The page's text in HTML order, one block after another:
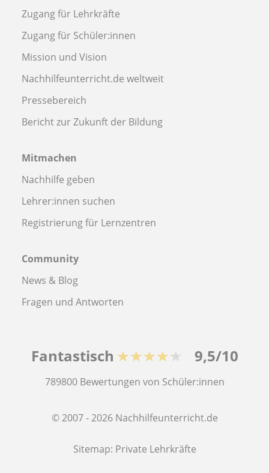
Zugang für Lehrkräfte
Zugang für Schüler:innen
Mission und Vision
Nachhilfeunterricht.de weltweit
Pressebereich
Bericht zur Zukunft der Bildung
Mitmachen
Nachhilfe geben
Lehrer:innen suchen
Registrierung für Lernzentren
Community
News & Blog
Fragen und Antworten
Fantastisch ★★★★★ 9,5/10
789800 Bewertungen von Schüler:innen
© 2007 - 2026 Nachhilfeunterricht.de
Sitemap: Private Lehrkräfte